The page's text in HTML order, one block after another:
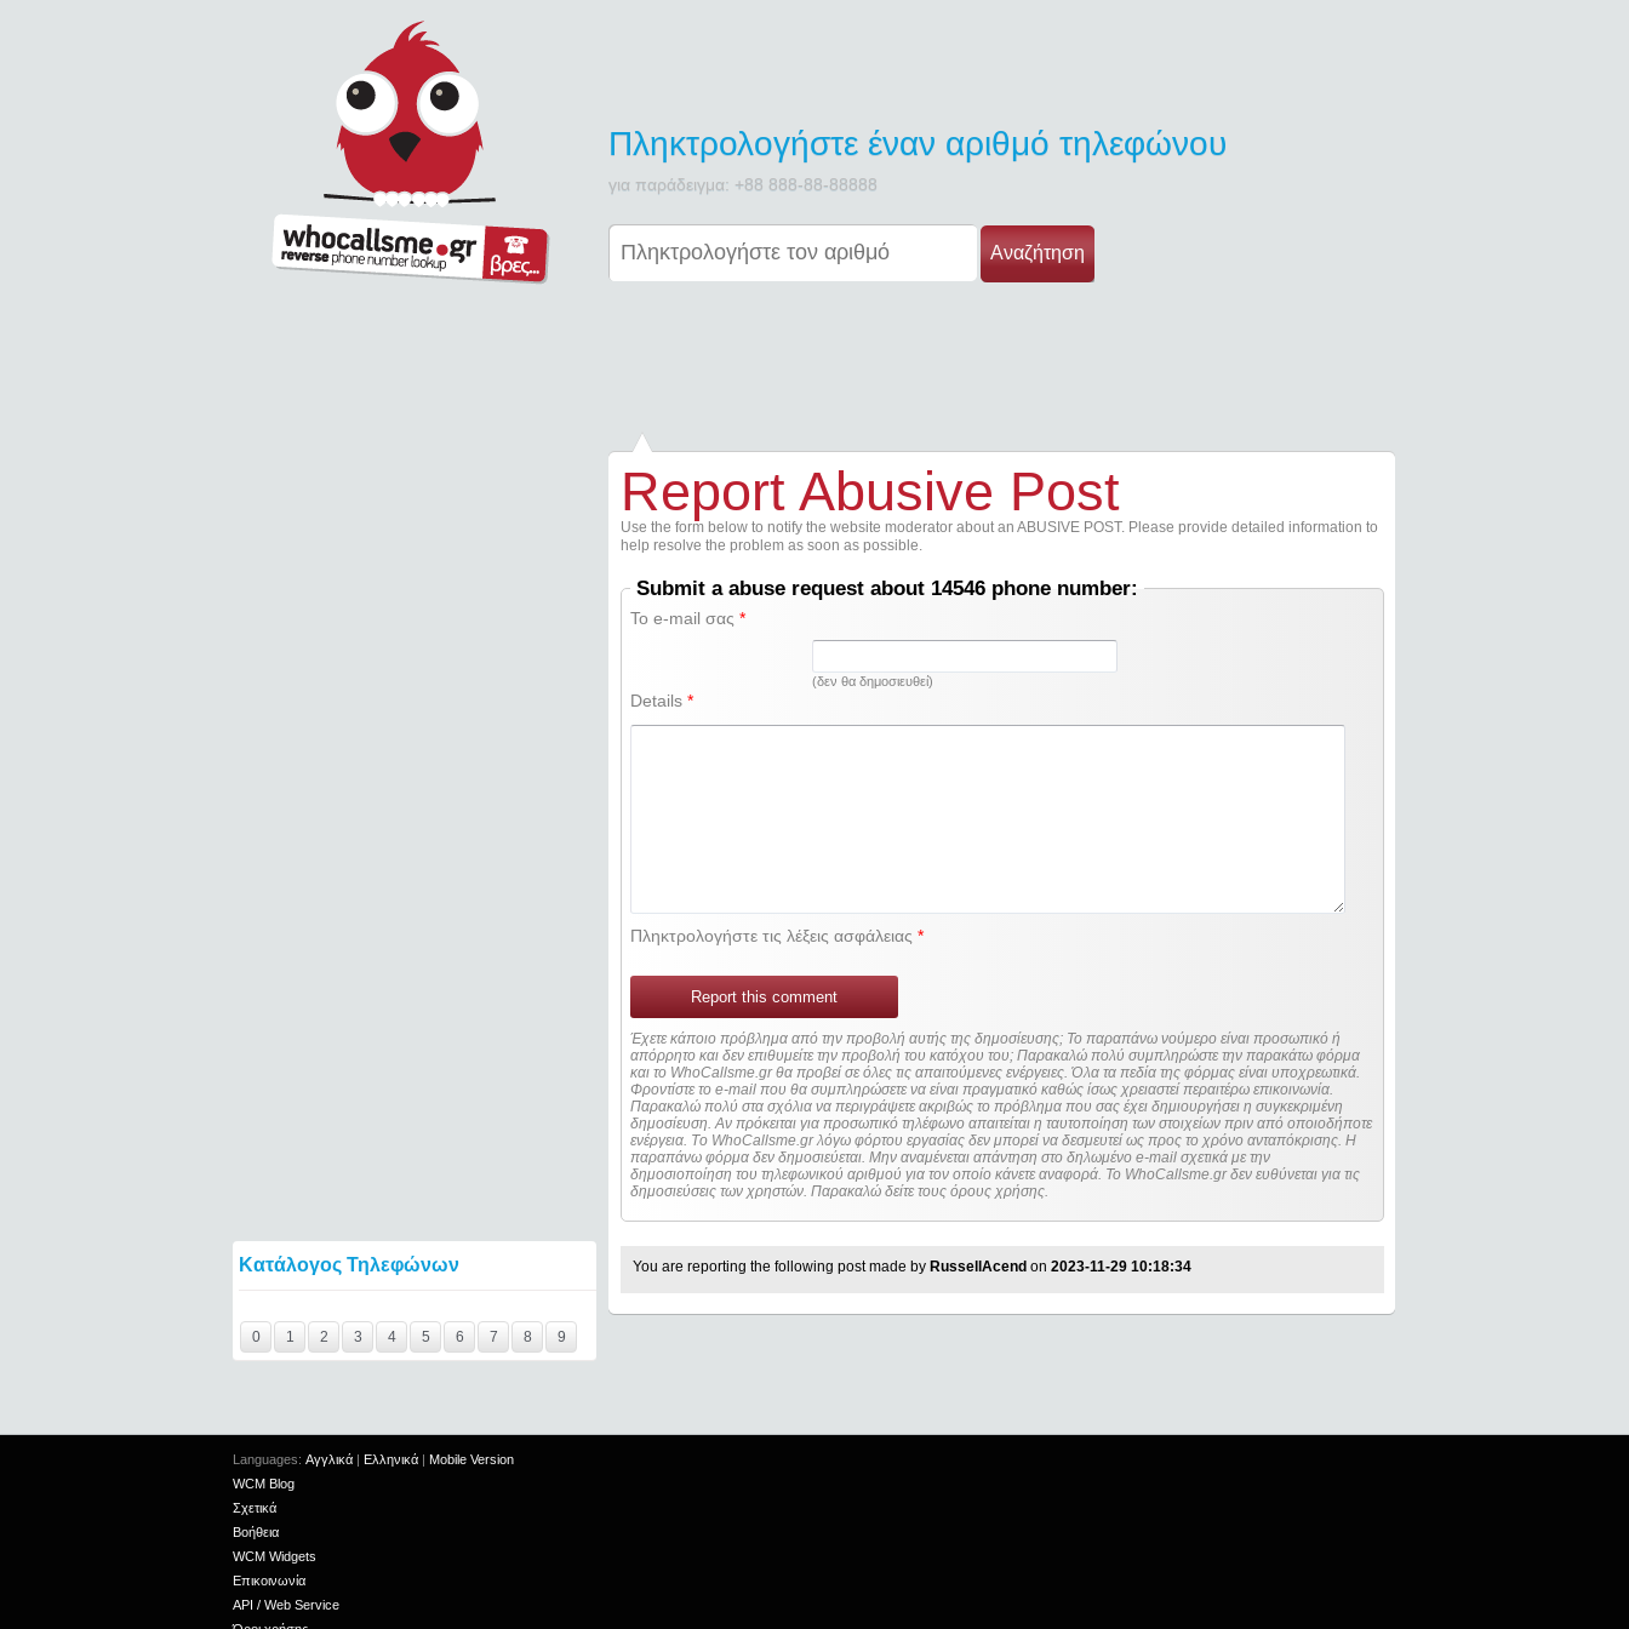
Πληκτρολογήστε έναν αριθμό τηλεφώνου
για παράδειγμα: +88 888-88-88888
Αναζήτηση
Κατάλογος Τηλεφώνων
0
1 2 3 4 5 6 7 8 9
Report Abusive Post
Use the form below to notify the website moderator about an ABUSIVE POST. Please provide detailed information to
help resolve the problem as soon as possible.
Submit a abuse request about 14546 phone number:
Το e-mail σας*
(δεν θα δημοσιευθεί)
Details*
Πληκτρολογήστε τις λέξεις ασφάλειας*
Report this comment
Έχετε κάποιο πρόβλημα από την προβολή αυτής της δημοσίευσης; Το παραπάνω νούμερο είναι προσωπικό ή
απόρρητο και δεν επιθυμείτε την προβολή του κατόχου του; Παρακαλώ πολύ συμπληρώστε την παρακάτω φόρμα
και το WhoCallsme.gr θα προβεί σε όλες τις απαιτούμενες ενέργειες. Όλα τα πεδία της φόρμας είναι υποχρεωτικά.
Φροντίστε το e-mail που θα συμπληρώσετε να είναι πραγματικό καθώς ίσως χρειαστεί περαιτέρω επικοινωνία.
Παρακαλώ πολύ στα σχόλια να περιγράψετε ακριβώς το πρόβλημα που σας έχει δημιουργήσει η συγκεκριμένη
δημοσίευση. Αν πρόκειται για προσωπικό τηλέφωνο απαιτείται η ταυτοποίηση των στοιχείων πριν από οποιοδήποτε
ενέργεια. Τo WhoCallsme.gr λόγω φόρτου εργασίας δεν μπορεί να δεσμευτεί ως προς το χρόνο ανταπόκρισης. Η
παραπάνω φόρμα δεν δημοσιεύεται. Μην αναμένεται απάντηση στο δηλωμένο e-mail σχετικά με την
δημοσιοποίηση του τηλεφωνικού αριθμού για τον οποίο κάνετε αναφορά. Το WhoCallsme.gr δεν ευθύνεται για τις
δημοσιεύσεις των χρηστών. Παρακαλώ δείτε τους όρους χρήσης.
You are reporting the following post made by RussellAcend on 2023-11-29 10:18:34
Languages: Αγγλικά | Ελληνικά | Mobile Version
WCM Blog
Σχετικά
Βοήθεια
WCM Widgets
Επικοινωνία
API / Web Service